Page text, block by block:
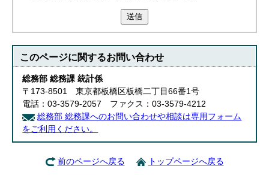
送信
このページに関するお問い合わせ
総務部 総務課 統計係
〒173-8501 東京都板橋区板橋二丁目66番1号
電話：03-3579-2057 ファクス：03-3579-4212
総務部 総務課へのお問い合わせや相談は専用フォーム
をご利用ください。
前のページへ戻る トップページへ戻る